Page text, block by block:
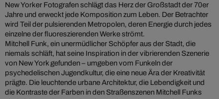
New Yorker Fotografen schlägt das Herz der Großstadt der 70er
Jahre und erweckt jede Komposition zum Leben. Der Betrachter
wird Teil der pulsierenden Metropolen, deren Energie durch jedes
einzelne der fluoreszierenden Werke strömt.
Mitchell Funk, ein unermüdlicher Schöpfer aus der Stadt, die
niemals schläft, hat seine Inspiration in der vibrierenden Szenerie
von New York gefunden – umgeben vom Funkeln der
psychedelischen Jugendkultur, die eine neue Ära der Kreativität
prägte. Die leuchtende urbane Architektur, die Lebendigkeit und
die Kontraste der Farben in den Straßenszenen Mitchell Funks